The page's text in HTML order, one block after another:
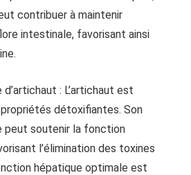
contribuer à maintenir
intestinale, favorisant ainsi
: L’artichaut est
détoxifiantes. Son
peut soutenir la fonction
l’élimination des toxines
hépatique optimale est